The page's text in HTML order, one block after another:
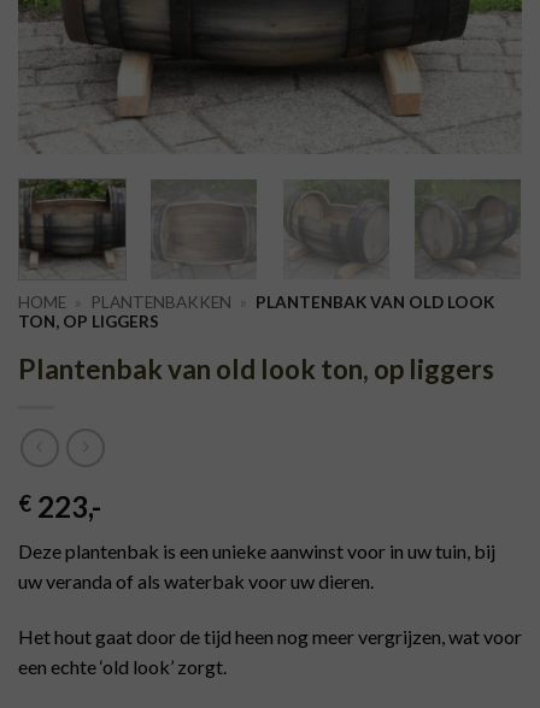
HOME » PLANTENBAKKEN » PLANTENBAK VAN OLD LOOK
TON, OP LIGGERS
Plantenbak van old look ton, op liggers
€ 223,-
Deze plantenbak is een unieke aanwinst voor in uw tuin, bij
uw veranda of als waterbak voor uw dieren.
Het hout gaat door de tijd heen nog meer vergrijzen, wat voor
een echte ‘old look’ zorgt.